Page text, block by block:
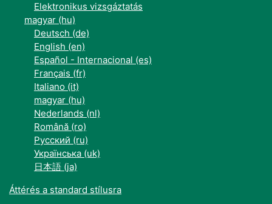
Elektronikus vizsgáztatás
magyar ‎(hu)‎
Deutsch ‎(de)‎
English ‎(en)‎
Español - Internacional ‎(es)‎
Français ‎(fr)‎
Italiano ‎(it)‎
magyar ‎(hu)‎
Nederlands ‎(nl)‎
Română ‎(ro)‎
Русский ‎(ru)‎
Українська ‎(uk)‎
日本語 ‎(ja)‎
Áttérés a standard stílusra